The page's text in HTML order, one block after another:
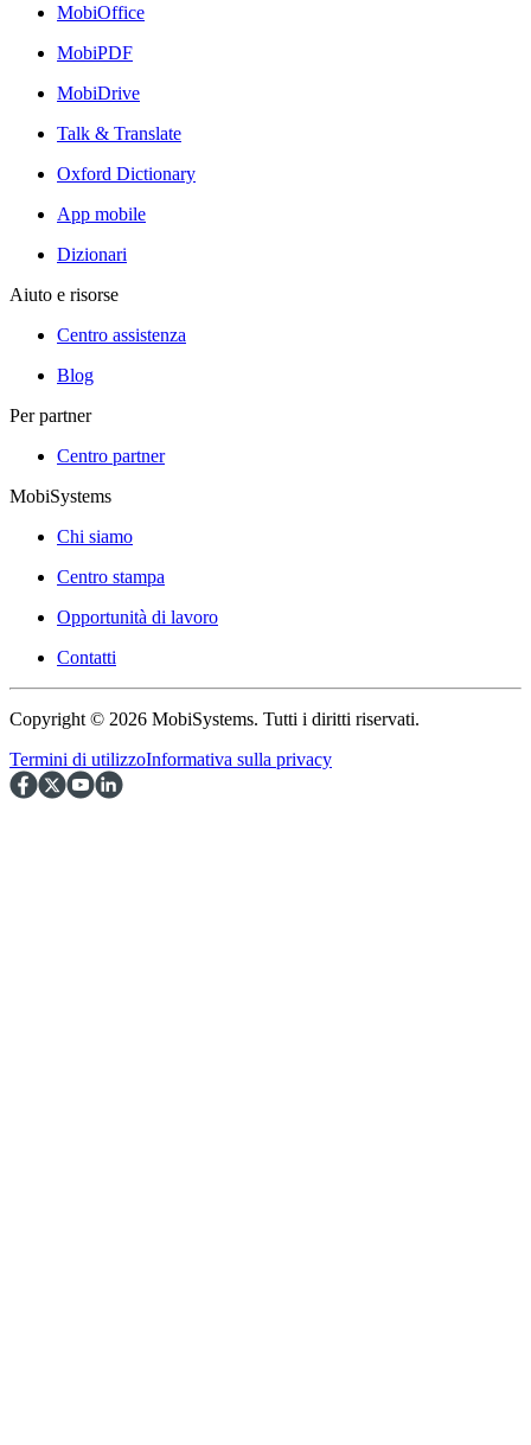
MobiOffice
MobiPDF
MobiDrive
Talk & Translate
Oxford Dictionary
App mobile
Dizionari
Aiuto e risorse
Centro assistenza
Blog
Per partner
Centro partner
MobiSystems
Chi siamo
Centro stampa
Opportunità di lavoro
Contatti
Copyright © 2026 MobiSystems. Tutti i diritti riservati.
Termini di utilizzoInformativa sulla privacy